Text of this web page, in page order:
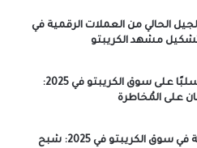
الحالي من العملات الرقمية في
الركود الاقتصادي العالمي يُؤثر سلبًا على سوق الكريبتو في 2025:
على المُخاطرة
الاحتيال والاختراقات تُزعزع الثقة في سوق الكريبتو في 2025: شبح